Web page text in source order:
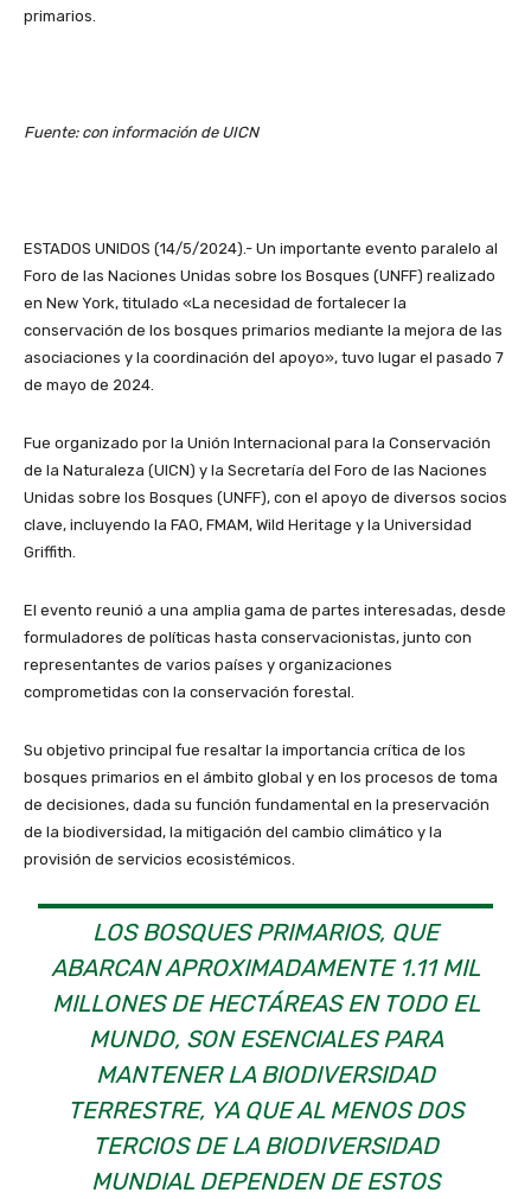
primarios.
Fuente: con información de UICN
ESTADOS UNIDOS (14/5/2024).- Un importante evento paralelo al
Foro de las Naciones Unidas sobre los Bosques (UNFF) realizado
en New York, titulado «La necesidad de fortalecer la
conservación de los bosques primarios mediante la mejora de las
asociaciones y la coordinación del apoyo», tuvo lugar el pasado 7
de mayo de 2024.
Fue organizado por la Unión Internacional para la Conservación
de la Naturaleza (UICN) y la Secretaría del Foro de las Naciones
Unidas sobre los Bosques (UNFF), con el apoyo de diversos socios
clave, incluyendo la FAO, FMAM, Wild Heritage y la Universidad
Griffith.
El evento reunió a una amplia gama de partes interesadas, desde
formuladores de políticas hasta conservacionistas, junto con
representantes de varios países y organizaciones
comprometidas con la conservación forestal.
Su objetivo principal fue resaltar la importancia crítica de los
bosques primarios en el ámbito global y en los procesos de toma
de decisiones, dada su función fundamental en la preservación
de la biodiversidad, la mitigación del cambio climático y la
provisión de servicios ecosistémicos.
LOS BOSQUES PRIMARIOS, QUE
ABARCAN APROXIMADAMENTE 1.11 MIL
MILLONES DE HECTÁREAS EN TODO EL
MUNDO, SON ESENCIALES PARA
MANTENER LA BIODIVERSIDAD
TERRESTRE, YA QUE AL MENOS DOS
TERCIOS DE LA BIODIVERSIDAD
MUNDIAL DEPENDEN DE ESTOS